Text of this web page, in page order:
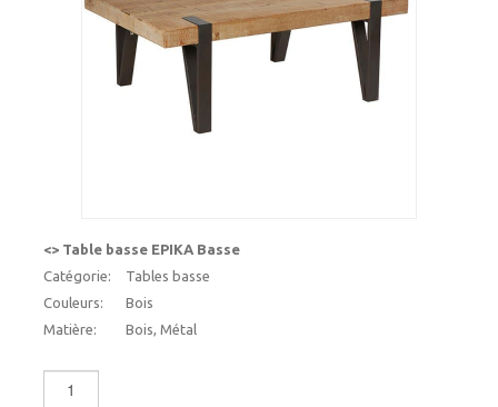
<> Table basse EPIKA Basse
Catégorie:
Tables basse
Couleurs:
Bois
Matière:
Bois, Métal